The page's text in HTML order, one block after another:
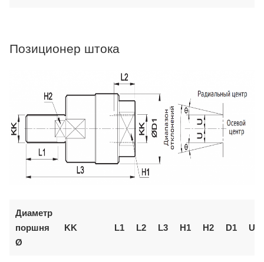
Позиционер штока
Диаметр
поршня
Ø
KK L1 L2 L3 H1 H2 D1 U